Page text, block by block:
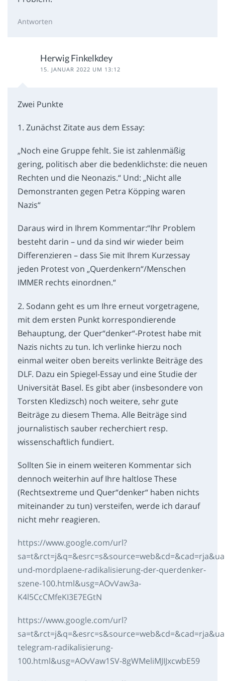
Antworten
Herwig Finkelkdey
15. JANUAR 2022 UM 13:12
Zwei Punkte
1. Zunächst Zitate aus dem Essay:
„Noch eine Gruppe fehlt. Sie ist zahlenmäßig
gering, politisch aber die bedenklichste: die neuen
Rechten und die Neonazis.“ Und: „Nicht alle
Demonstranten gegen Petra Köpping waren
Nazis“
Daraus wird in Ihrem Kommentar:“Ihr Problem
besteht darin – und da sind wir wieder beim
Differenzieren – dass Sie mit Ihrem Kurzessay
jeden Protest von „Querdenkern“/Menschen
IMMER rechts einordnen.“
2. Sodann geht es um Ihre erneut vorgetragene,
mit dem ersten Punkt korrespondierende
Behauptung, der Quer“denker“-Protest habe mit
Nazis nichts zu tun. Ich verlinke hierzu noch
einmal weiter oben bereits verlinkte Beiträge des
DLF. Dazu ein Spiegel-Essay und eine Studie der
Universität Basel. Es gibt aber (insbesondere von
Torsten Kledizsch) noch weitere, sehr gute
Beiträge zu diesem Thema. Alle Beiträge sind
journalistisch sauber recherchiert resp.
wissenschaftlich fundiert.
Sollten Sie in einem weiteren Kommentar sich
dennoch weiterhin auf Ihre haltlose These
(Rechtsextreme und Quer“denker“ haben nichts
miteinander zu tun) versteifen, werde ich darauf
nicht mehr reagieren.
https://www.google.com/url?
und-mordplaene-radikalisierung-der-querdenker-
szene-100.html&usg=AOvVaw3a-
K4l5CcCMfeKI3E7EGtN
https://www.google.com/url?
telegram-radikalisierung-
100.html&usg=AOvVaw1SV-8gWMeliMJIJxcwbE59